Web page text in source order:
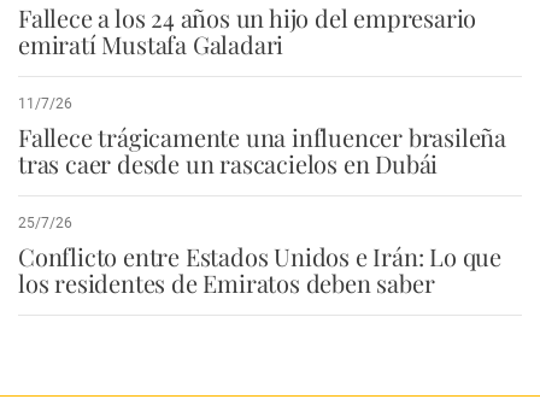
Fallece a los 24 años un hijo del empresario
emiratí Mustafa Galadari
11/7/26
Fallece trágicamente una influencer brasileña
tras caer desde un rascacielos en Dubái
25/7/26
Conflicto entre Estados Unidos e Irán: Lo que
los residentes de Emiratos deben saber